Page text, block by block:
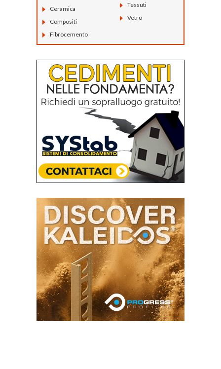
Ceramica
Compositi
Fibrocemento
Tessuti
Vetro